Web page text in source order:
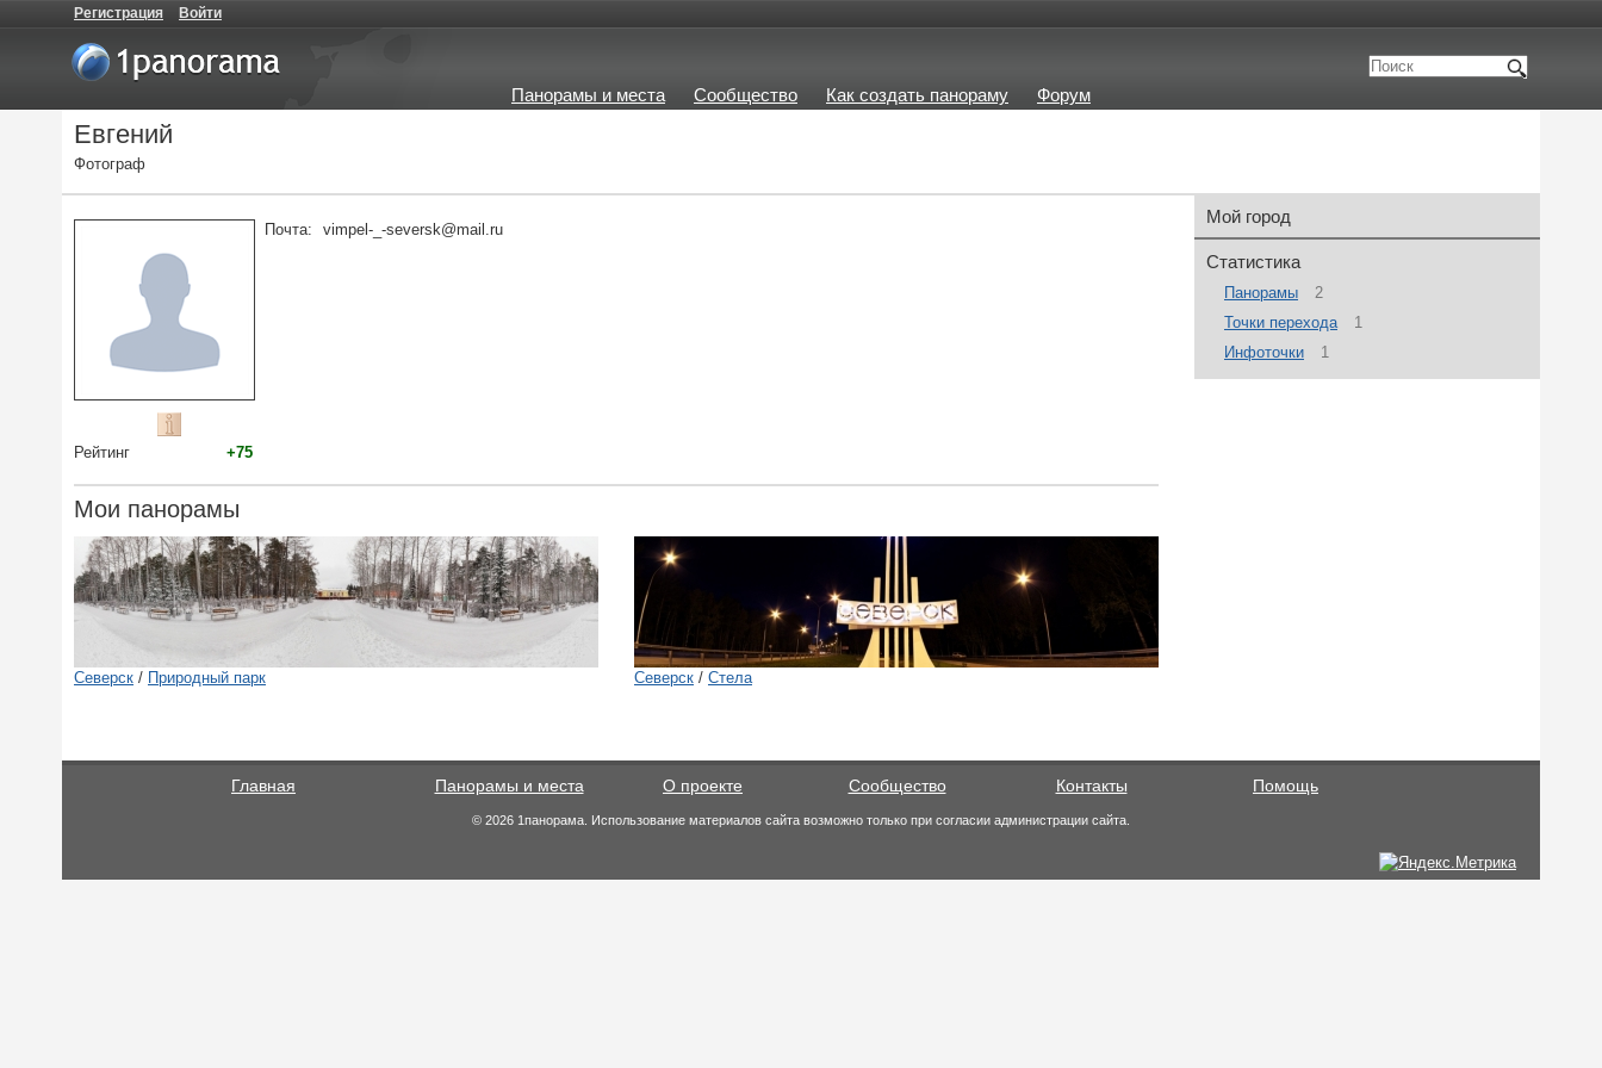
Регистрация Войти
Панорамы и места Сообщество Как создать панораму Форум
Евгений
Фотограф
Рейтинг +75
Почта: vimpel-_-seversk@mail.ru
Мои панорамы
Северск / Природный парк Северск / Стела
Мой город
Статистика
Панорамы
2
Точки перехода
1
Инфоточки
1
Главная Панорамы и места О проекте Сообщество Контакты Помощь
© 2026 1панорама. Использование материалов сайта возможно только при согласии администрации сайта.